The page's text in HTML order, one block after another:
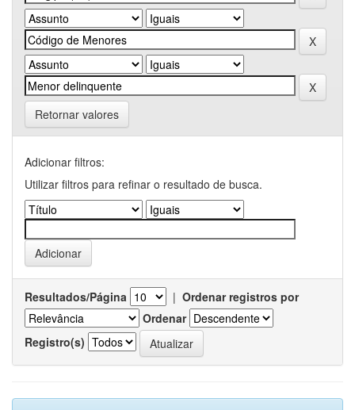
Retornar valores
Adicionar filtros:
Utilizar filtros para refinar o resultado de busca.
Resultados/Página | Ordenar registros por
Ordenar
Registro(s)